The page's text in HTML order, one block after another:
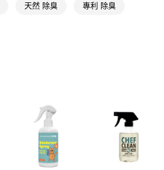
訊認證並確認金額後，即可完成結帳。
股份有限公司提供之「AFTEE先享後付」服務完成之
必要範圍內提供個人資料，並將交易相關給付款項請
技股份有限公司。
理事宜，請瀏覽以下網址：
含以上)免運費
含以上)免運費
天然 除臭 專利 除臭